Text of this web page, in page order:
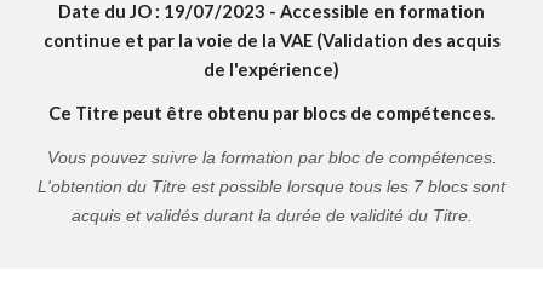
Date du JO : 19/07/2023 - Accessible en formation
continue et par la voie de la VAE (Validation des acquis
de l'expérience)
Ce Titre peut être obtenu par blocs de compétences.
Vous pouvez suivre la formation par bloc de compétences.
L'obtention du Titre est possible lorsque tous les 7 blocs sont
acquis et validés durant la durée de validité du Titre.